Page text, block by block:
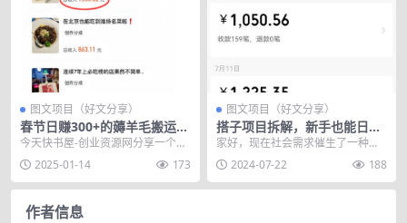
图文项目（好文分享）
春节日赚300+的薅羊毛搬运项
目,人人可操作！
今天快书屋-创业资源网分享一个春
节日赚300+的薅羊毛搬运项目,人人
可操作！利用...
2025-01-14 173
图文项目（好文分享）
搭子项目拆解，新手也能日入
四位数
家好，现在社会需求催生了一种新
兴的经济模式——“同城搭子”经济。
今天，看看如何通...
2024-07-22 188
作者信息